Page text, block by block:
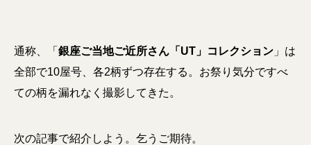
通称、「 銀座ご当地ご近所さん「UT」コレクション 」は
全部で10屋号、各2柄ずつ存在する。お祭り気分ですべ
ての柄を漏れなく撮影してきた。
次の記事で紹介しよう。乞うご期待。